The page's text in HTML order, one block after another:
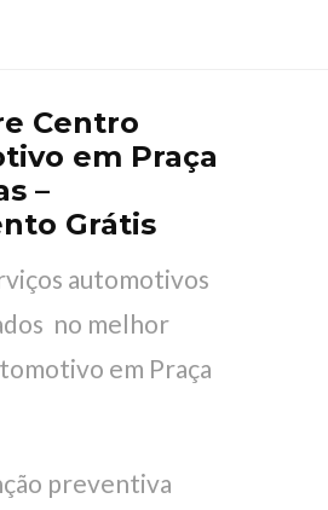
Centro
em Praça
–
Grátis
automotivos
no melhor
em Praça
preventiva